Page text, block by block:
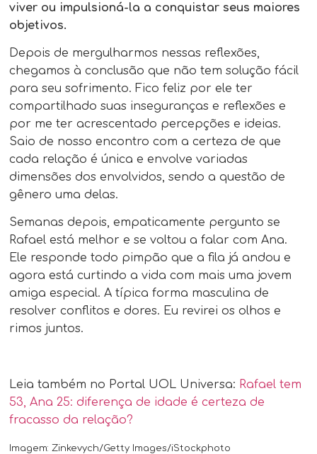
viver ou impulsioná-la a conquistar seus maiores
objetivos.
Depois de mergulharmos nessas reflexões,
chegamos à conclusão que não tem solução fácil
para seu sofrimento. Fico feliz por ele ter
compartilhado suas inseguranças e reflexões e
por me ter acrescentado percepções e ideias.
Saio de nosso encontro com a certeza de que
cada relação é única e envolve variadas
dimensões dos envolvidos, sendo a questão de
gênero uma delas.
Semanas depois, empaticamente pergunto se
Rafael está melhor e se voltou a falar com Ana.
Ele responde todo pimpão que a fila já andou e
agora está curtindo a vida com mais uma jovem
amiga especial. A típica forma masculina de
resolver conflitos e dores. Eu revirei os olhos e
rimos juntos.
Leia também no Portal UOL Universa: Rafael tem
53, Ana 25: diferença de idade é certeza de
fracasso da relação?
Imagem: Zinkevych/Getty Images/iStockphoto